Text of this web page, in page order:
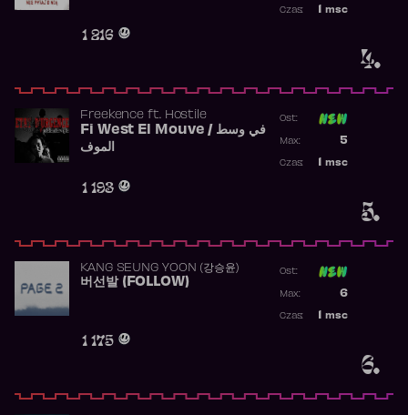
4.
1 216
msc
Czas:
5.
Freekence ft. Hostile
Fi West El Mouve / في وسط
الموف
1 193
Ost:
5
Max:
msc
Czas:
6.
KANG SEUNG YOON (강승윤)
버선발 (FOLLOW)
1 175
Ost:
6
Max:
msc
Czas: